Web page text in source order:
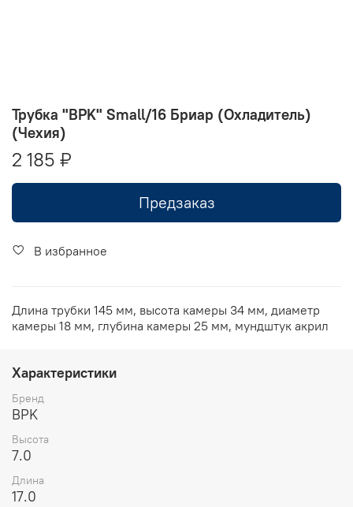
Трубка "BPK" Small/16 Бриар (Охладитель)
(Чехия)
2 185 ₽
Предзаказ
В избранное
Длина трубки 145 мм, высота камеры 34 мм, диаметр
камеры 18 мм, глубина камеры 25 мм, мундштук акрил
Характеристики
Бренд
BPK
Высота
7.0
Длина
17.0